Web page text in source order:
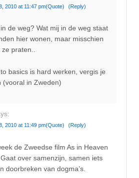
2010 at 11:47 pm(Quote) (Reply)
de weg? Wat mij in de weg staat
hier wonen, maar misschien
ze praten..
basics is hard werken, vergis je
(vooral in Zweden)
2010 at 11:49 pm(Quote) (Reply)
de Zweedse film As in Heaven
over samenzijn, samen iets
doorbreken van dogma’s.